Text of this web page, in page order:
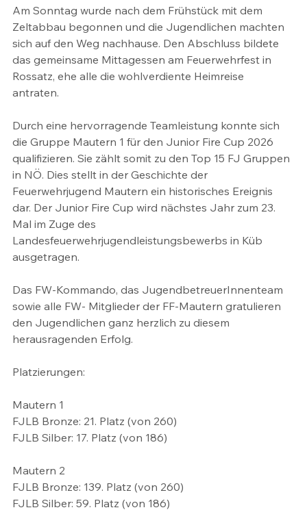
Am Sonntag wurde nach dem Frühstück mit dem
Zeltabbau begonnen und die Jugendlichen machten
sich auf den Weg nachhause. Den Abschluss bildete
das gemeinsame Mittagessen am Feuerwehrfest in
Rossatz, ehe alle die wohlverdiente Heimreise
antraten.
Durch eine hervorragende Teamleistung konnte sich
die Gruppe Mautern 1 für den Junior Fire Cup 2026
qualifizieren. Sie zählt somit zu den Top 15 FJ Gruppen
in NÖ. Dies stellt in der Geschichte der
Feuerwehrjugend Mautern ein historisches Ereignis
dar. Der Junior Fire Cup wird nächstes Jahr zum 23.
Mal im Zuge des
Landesfeuerwehrjugendleistungsbewerbs in Küb
ausgetragen.
Das FW-Kommando, das JugendbetreuerInnenteam
sowie alle FW- Mitglieder der FF-Mautern gratulieren
den Jugendlichen ganz herzlich zu diesem
herausragenden Erfolg.
Platzierungen:
Mautern 1
FJLB Bronze: 21. Platz (von 260)
FJLB Silber: 17. Platz (von 186)
Mautern 2
FJLB Bronze: 139. Platz (von 260)
FJLB Silber: 59. Platz (von 186)